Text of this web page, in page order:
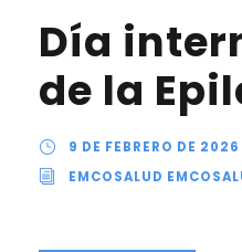
Día
de la
9 DE FEBRERO DE 2026
EMCOSALUD